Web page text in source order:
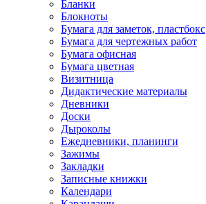
Бланки
Блокноты
Бумага для заметок, пластбокс
Бумага для чертежных работ
Бумага офисная
Бумага цветная
Визитница
Дидактические материалы
Дневники
Доски
Дыроколы
Ежедневники, планинги
Зажимы
Закладки
Записные книжки
Календари